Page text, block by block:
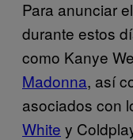
Para anunciar
durante estos
como Kanye
Madonna, así
asociados con
White y